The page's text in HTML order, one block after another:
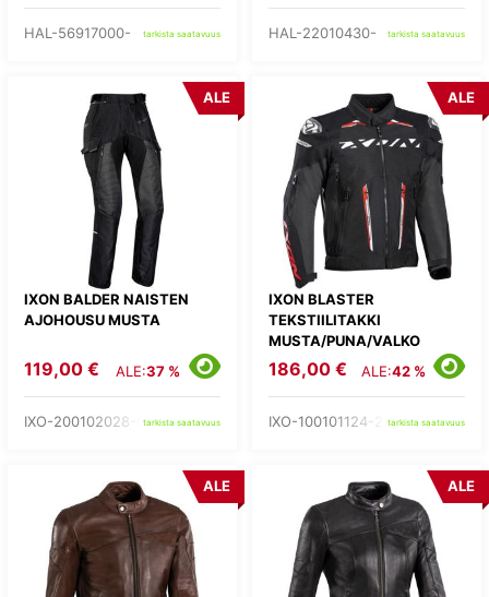
HAL-56917000- tarkista saatavuus HAL-22010430- tarkista saatavuus
IXON BALDER NAISTEN
AJOHOUSU MUSTA
ALE
119,00 € ALE:37 %
IXO-200102028-01-tarkista saatavuus
IXON BLASTER
TEKSTIILITAKKI
MUSTA/PUNA/VALKO
ALE
186,00 € ALE:42 %
IXO-100101124-27-tarkista saatavuus
ALE ALE